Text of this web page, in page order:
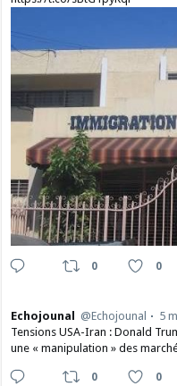
0 0
Echojounal @Echojounal
5
Tensions USA-Iran : Donald
une « manipulation » des
0 0